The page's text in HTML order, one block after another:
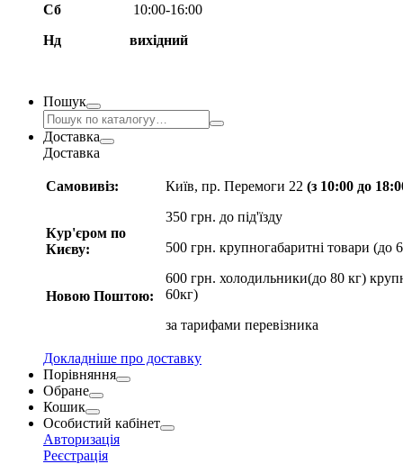
Сб
10:00-16:00
Нд вихідний
Пошук
Доставка
Доставка
Самовивіз:
Кур'єром по
Києву:
Новою Поштою:
Київ, пр. Перемоги 22 (з 10:00 до
350 грн. до під'їзду
500 грн. крупногабаритні товари (до
600 грн. холодильники(до 80 кг)
60кг)
за тарифами перевізника
Докладніше про доставку
Порівняння
Обране
Кошик
Особистий кабінет
Авторизація
Реєстрація